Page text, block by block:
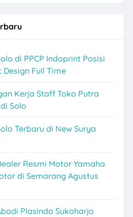
di PPCP Indoprint Posisi
Design Full Time
Kerja Staff Toko Putra
Solo
Terbaru di New Surya
Resmi Motor Yamaha
di Semarang Agustus
Plasindo Sukoharjo